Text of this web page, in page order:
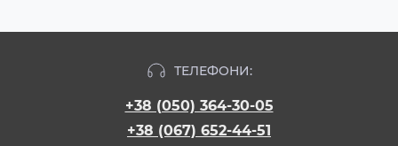
ТЕЛЕФОНИ:
+38 (050) 364-30-05
+38 (067) 652-44-51